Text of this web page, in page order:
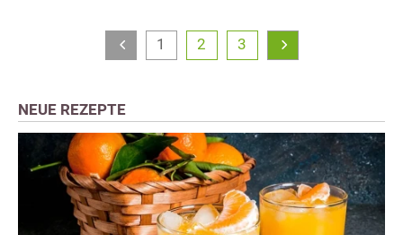
1 2 3
NEUE REZEPTE